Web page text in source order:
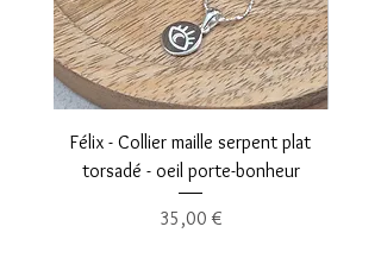
Félix - Collier maille serpent plat
torsadé - oeil porte-bonheur
Prix
35,00 €